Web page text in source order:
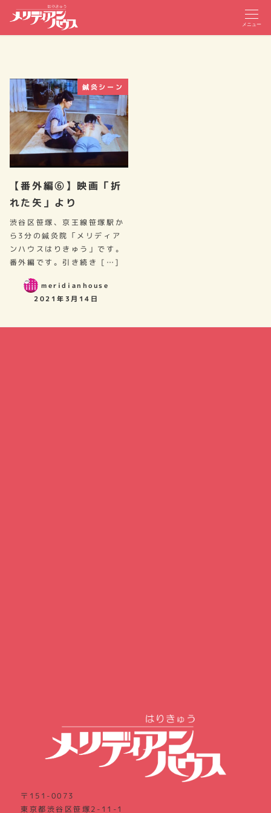
メニュー
鍼灸シーン
【番外編⑥】映画「折
れた矢」より
渋谷区笹塚、京王線笹塚駅か
ら3分の鍼灸院「メリディア
ンハウスはりきゅう」です。
番外編です。引き続き […]
meridianhouse
2021年3月14日
〒151-0073
東京都渋谷区笹塚2-11-1